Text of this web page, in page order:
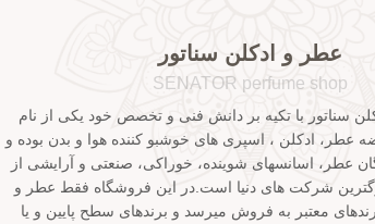
عطر و ادکلن سناتور
SENATOR perfume shop
سناتور با تکیه بر دانش فنی و تخصص خود یکی از نام
ادکلن ، اسپری های خوشبو کننده هوا و بدن بوده و
عطر، اسانسهای شوینده، خوراکی، صنعتی و آرایشی از
شرکت های دنیا است.در این فروشگاه فقط عطر و
معتبر به فروش میرسد و برندهای سطح پایین و یا